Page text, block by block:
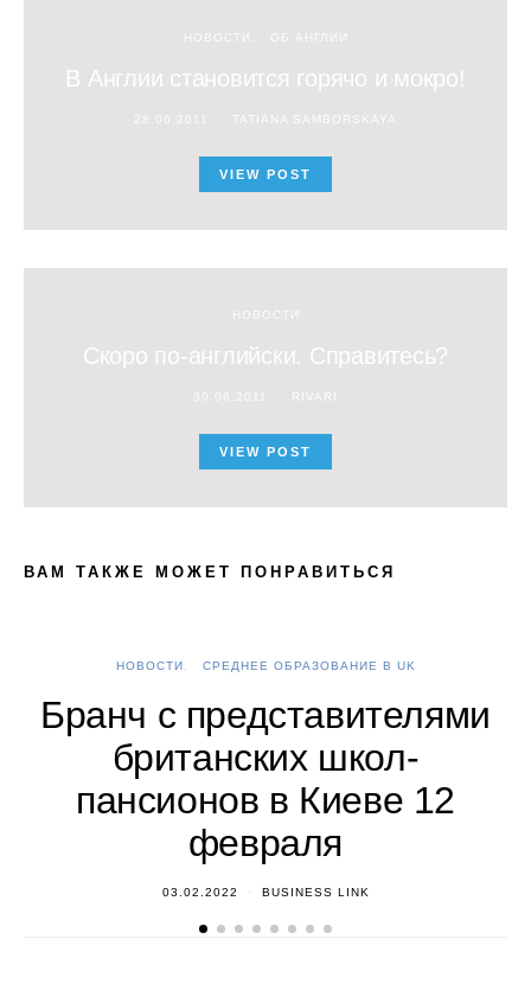
НОВОСТИ ОБ АНГЛИИ
В Англии становится горячо и мокро!
TATIANA SAMBORSKAYA
VIEW POST
НОВОСТИ
Скоро по-английски. Справитесь?
30.06.2011 RIVARI
VIEW POST
ВАМ ТАКЖЕ МОЖЕТ ПОНРАВИТЬСЯ
НОВОСТИ СРЕДНЕЕ ОБРАЗОВАНИЕ В UK
Бранч с представителями
британских школ-
пансионов в Киеве 12
февраля
03.02.2022 BUSINESS LINK